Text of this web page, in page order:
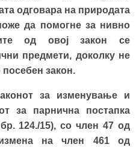
одговара на природата
да помогне за нивно
од овој закон се
предмети, доколку не
закон.
за изменување и
за парнична постапка
124./15), со член 47 од
на член 461 од